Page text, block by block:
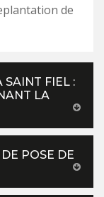
de
SAINT FIEL :
LA
POSE DE